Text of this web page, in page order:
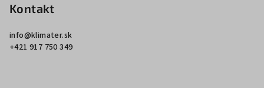
Kontakt
info@klimater.sk
+421 917 750 349